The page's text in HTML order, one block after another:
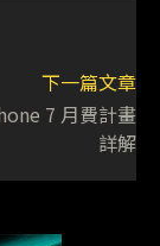
下一篇文章
7 月費計畫
詳解